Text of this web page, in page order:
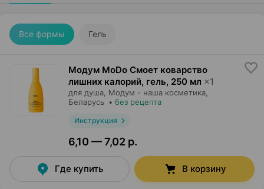
Все формы Гель
Модум MoDo Смоет коварство
лишних калорий, гель, 250 мл ×1
для душа, Модум - наша косметика
Беларусь • без рецепта
Инструкция
6,10 — 7,02 р.
Где купить В корзину